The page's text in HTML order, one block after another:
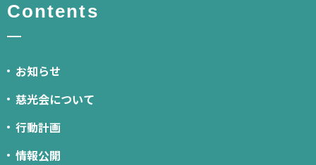
Contents
お知らせ
慈光会について
行動計画
情報公開